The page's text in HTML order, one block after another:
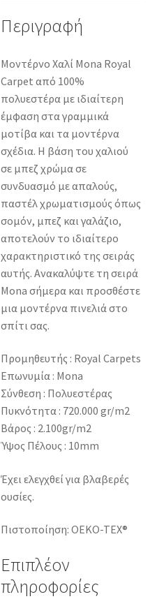
Περιγραφή
Μοντέρνο Χαλί Mona Royal
Carpet από 100%
πολυεστέρα με ιδιαίτερη
έμφαση στα γραμμικά
μοτίβα και τα μοντέρνα
σχέδια. Η βάση του χαλιού
σε μπεζ χρώμα σε
συνδυασμό με απαλούς,
παστέλ χρωματισμούς όπως
σομόν, μπεζ και γαλάζιο,
αποτελούν το ιδιαίτερο
χαρακτηριστικό της σειράς
αυτής. Ανακαλύψτε τη σειρά
Mona σήμερα και προσθέστε
μια μοντέρνα πινελιά στο
σπίτι σας.
Προμηθευτής : Royal Carpets
Επωνυμία : Mona
Σύνθεση : Πολυεστέρας
Πυκνότητα : 720.000 gr/m2
Βάρος : 2.100gr/m2
Ύψος Πέλους : 10mm
Έχει ελεγχθεί για βλαβερές
ουσίες.
Πιστοποίηση: OEKO-TEX®
Επιπλέον
πληροφορίες